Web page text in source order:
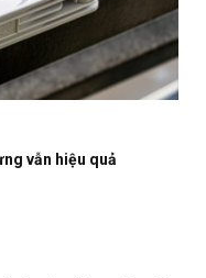
vẫn hiệu quả